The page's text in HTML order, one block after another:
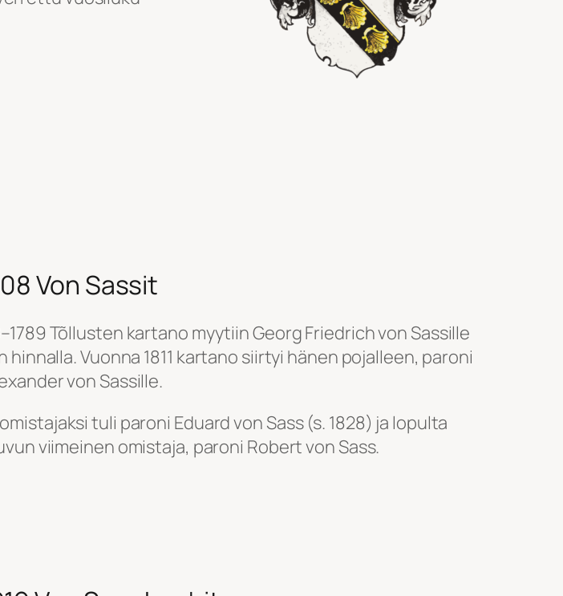
Von Sassit
Tõllusten kartano myytiin Georg Friedrich von Sassille
hinnalla. Vuonna 1811 kartano siirtyi hänen pojalleen, paroni
von Sassille.
tuli paroni Eduard von Sass (s. 1828) ja lopulta
viimeinen omistaja, paroni Robert von Sass.